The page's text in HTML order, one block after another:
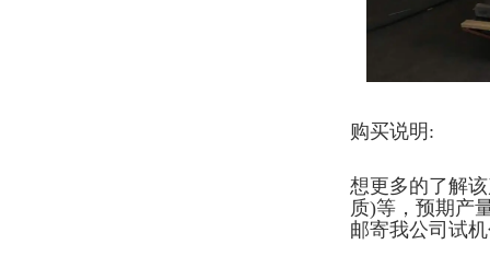
购买说明:
想更多的了解
质)等，预期产
邮寄我公司试